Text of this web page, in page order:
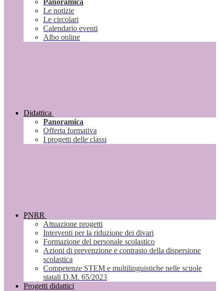
Panoramica
Le notizie
Le circolari
Calendario eventi
Albo online
Didattica
Panoramica
Offerta formativa
I progetti delle classi
PNRR
Attuazione progetti
Interventi per la riduzione dei divari
Formazione del personale scolastico
Azioni di prevenzione e contrasto della dispersione
scolastica
Competenze STEM e multilinguistiche nelle scuole
statali D.M. 65/2023
Progetti didattici